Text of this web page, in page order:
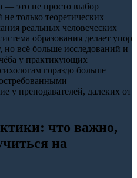
— это не просто выбор
только теоретических
реальных человеческих
образования делает упор
но всё больше исследований и
у практикующих
гораздо больше
у преподавателей, далеких от
что важно,
на